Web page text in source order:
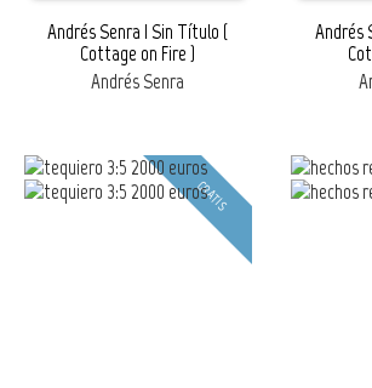
Andrés Senra | Sin Título (
Cottage on Fire )
Andrés Senra
Andrés
GRATIS